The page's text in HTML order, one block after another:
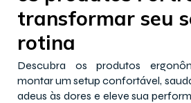
transformar seu
rotina
Descubra os produtos
montar um setup confortável,
adeus às dores e eleve sua